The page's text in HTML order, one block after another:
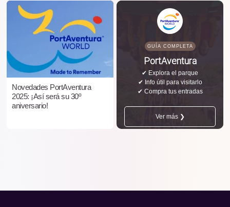
Novedades PortAventura
2025: ¡Así será su 30º
aniversario!
GUÍA COMPLETA
PortAventura
✔ Explora el parque
✔ Info útil para visitarlo
✔ Compra tus entradas
Ver más ❯